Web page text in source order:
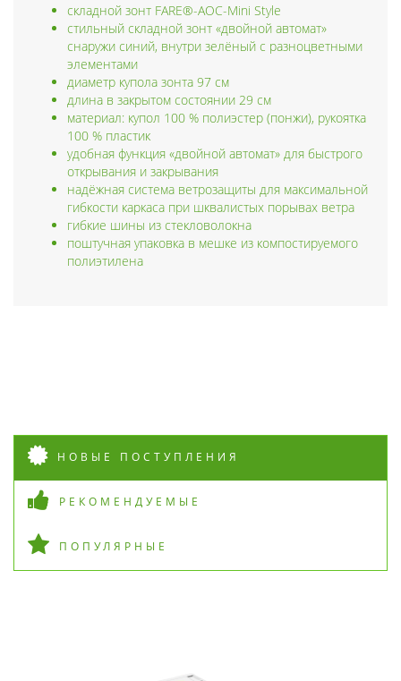
складной зонт FARE®-AOC-Mini Style
стильный складной зонт «двойной автомат»
снаружи синий, внутри зелёный с разноцветными
элементами
диаметр купола зонта 97 см
длина в закрытом состоянии 29 см
материал: купол 100 % полиэстер (понжи), рукоятка
100 % пластик
удобная функция «двойной автомат» для быстрого
открывания и закрывания
надёжная система ветрозащиты для максимальной
гибкости каркаса при шквалистых порывах ветра
гибкие шины из стекловолокна
поштучная упаковка в мешке из компостируемого
полиэтилена
НОВЫЕ ПОСТУПЛЕНИЯ
РЕКОМЕНДУЕМЫЕ
ПОПУЛЯРНЫЕ